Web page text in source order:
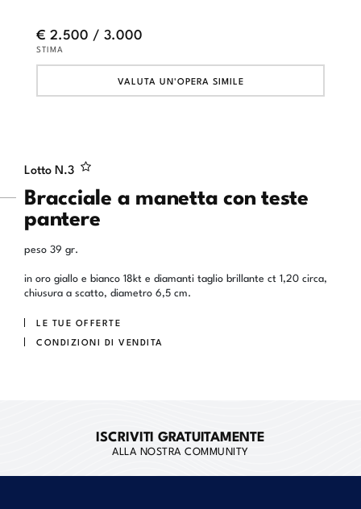
Lotto N.3
Bracciale a manetta con teste
pantere
peso 39 gr.
in oro giallo e bianco 18kt e diamanti taglio brillante ct 1,20 circa,
chiusura a scatto, diametro 6,5 cm.
LE TUE OFFERTE
CONDIZIONI DI VENDITA
€ 2.500 / 3.000
STIMA
VALUTA UN'OPERA SIMILE
ISCRIVITI GRATUITAMENTE
ALLA NOSTRA COMMUNITY